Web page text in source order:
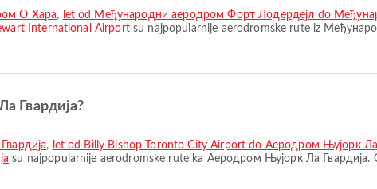
О Хара, let od Међународни аеродром Форт Лодердејл do
International Airportsu najpopularnije aerodromske rute iz
Гвардија?
, let od Billy Bishop Toronto City Airport do Аеродром Њујорк Ла
su najpopularnije aerodromske rute ka Аеродром Њујорк Ла Гвардија.